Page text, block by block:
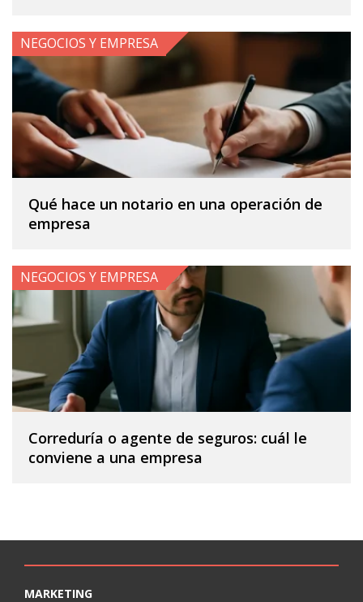
Qué hace un notario en una operación de
empresa
NEGOCIOS Y EMPRESA
Correduría o agente de seguros: cuál le
conviene a una empresa
NEGOCIOS Y EMPRESA
MARKETING